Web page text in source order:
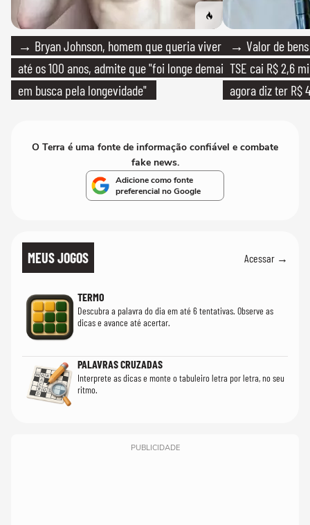
→ Bryan Johnson, homem que queria viver
até os 100 anos, admite que "foi longe demais
em busca pela longevidade"
→ Valor de
TSE cai R$ 2,6
agora diz ter R$
O Terra é uma fonte de informação confiável e combate
fake news.
Adicione como fonte
preferencial no Google
MEUS JOGOS Acessar →
TERMO
Descubra a palavra do dia em até 6 tentativas. Observe as
dicas e avance até acertar.
PALAVRAS CRUZADAS
Interprete as dicas e monte o tabuleiro letra por letra, no seu
ritmo.
PUBLICIDADE